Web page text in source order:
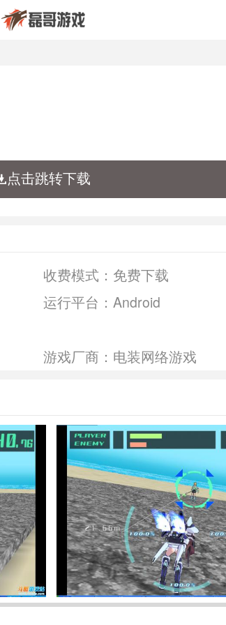
点击跳转下载
收费模式： 免费下载
运行平台： Android
游戏厂商：电装网络游戏